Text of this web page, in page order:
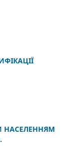
НАСЕЛЕННЯМ